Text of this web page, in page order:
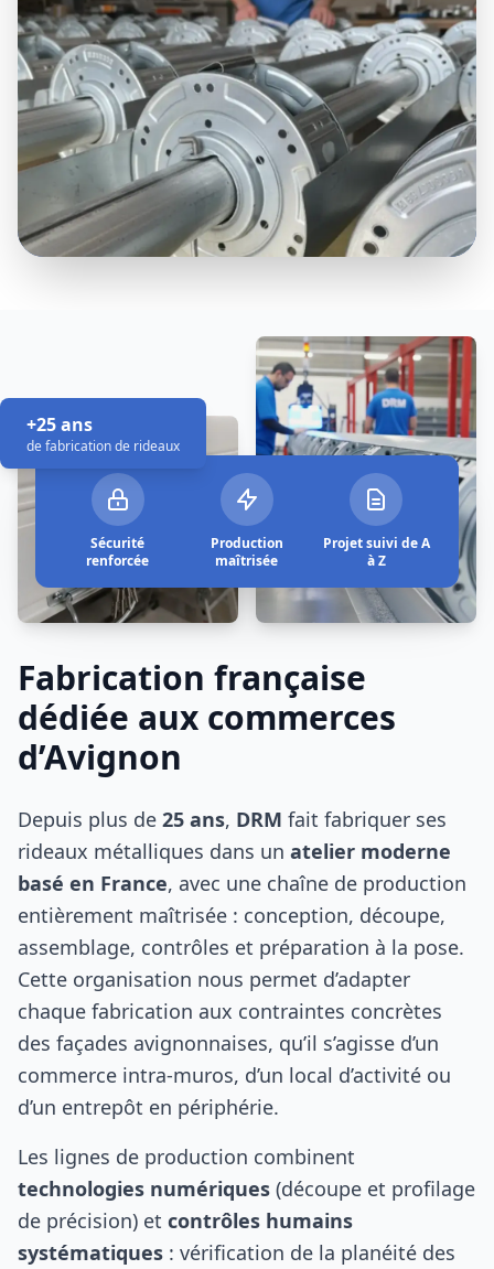
+25 ans
de fabrication de rideaux
Sécurité
renforcée
Production
maîtrisée
Projet suivi de A
à Z
Fabrication française
dédiée aux commerces
d’Avignon
Depuis plus de 25 ans, DRM fait fabriquer ses
rideaux métalliques dans un atelier moderne
basé en France, avec une chaîne de production
entièrement maîtrisée : conception, découpe,
assemblage, contrôles et préparation à la pose.
Cette organisation nous permet d’adapter
chaque fabrication aux contraintes concrètes
des façades avignonnaises, qu’il s’agisse d’un
commerce intra‑muros, d’un local d’activité ou
d’un entrepôt en périphérie.
Les lignes de production combinent
technologies numériques (découpe et profilage
de précision) et contrôles humains
systématiques : vérification de la planéité des